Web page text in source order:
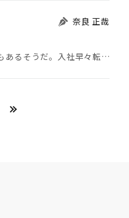
奈良 正哉
新入社員は、転職を視野に入れているどころか転職前提で入社する向きもあるそうだ。入社早々転職サイトへ…
＞